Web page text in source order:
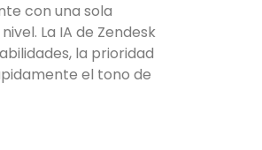
con una sola
La IA de Zendesk
la prioridad
el tono de